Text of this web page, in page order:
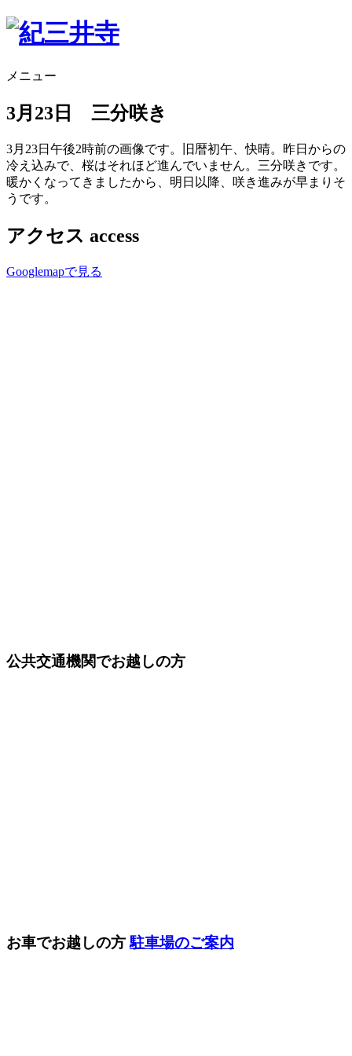
メニュー
3月23日 三分咲き
3月23日午後2時前の画像です。旧暦初午、快晴。昨日からの
冷え込みで、桜はそれほど進んでいません。三分咲きです。
暖かくなってきましたから、明日以降、咲き進みが早まりそ
うです。
アクセス access
Googlemapで見る
公共交通機関でお越しの方
お車でお越しの方駐車場のご案内